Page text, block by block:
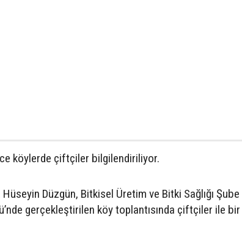
köylerde çiftçiler bilgilendiriliyor.
Hüseyin Düzgün, Bitkisel Üretim ve Bitki Sağlığı Şube
gerçekleştirilen köy toplantısında çiftçiler ile bir